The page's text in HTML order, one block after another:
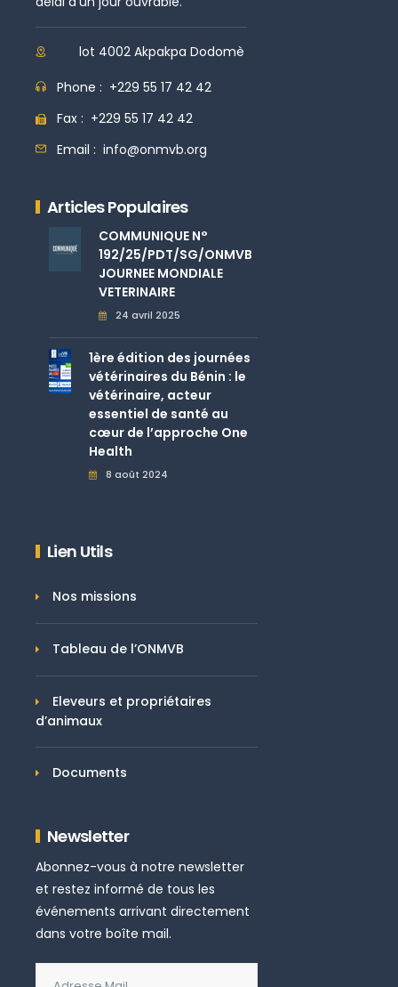
lot 4002 Akpakpa Dodomè
Phone : +229 55 17 42 42
Fax : +229 55 17 42 42
Email : info@onmvb.org
Articles Populaires
COMMUNIQUE N°
192/25/PDT/SG/ONMVB
JOURNEE MONDIALE
VETERINAIRE
24 avril 2025
1ère édition des journées
vétérinaires du Bénin : le
vétérinaire, acteur
essentiel de santé au
cœur de l’approche One
Health
8 août 2024
Lien Utils
Nos missions
Tableau de l’ONMVB
Eleveurs et propriétaires
d’animaux
Documents
Newsletter
Abonnez-vous à notre newsletter
et restez informé de tous les
événements arrivant directement
dans votre boîte mail.